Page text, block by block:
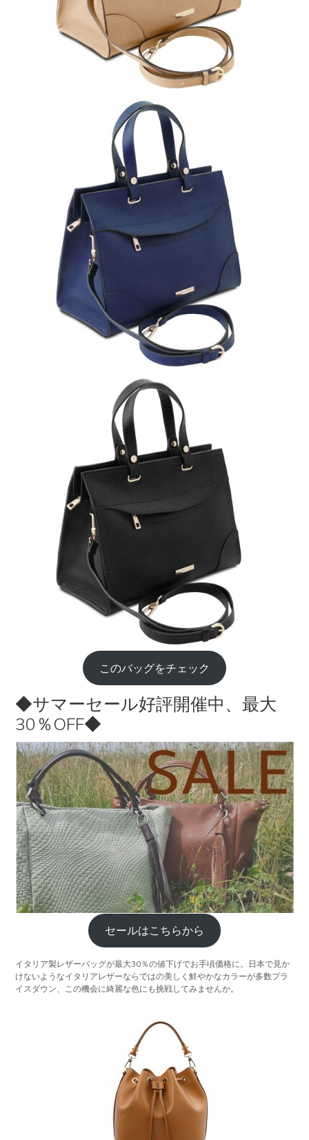
このバッグをチェック
◆サマーセール好評開催中、最大
30％OFF◆
セールはこちらから
イタリア製レザーバッグが最大30％の値下げでお手頃価格に。日本で見か
けないようなイタリアレザーならではの美しく鮮やかなカラーが多数プラ
イスダウン、この機会に綺麗な色にも挑戦してみませんか。